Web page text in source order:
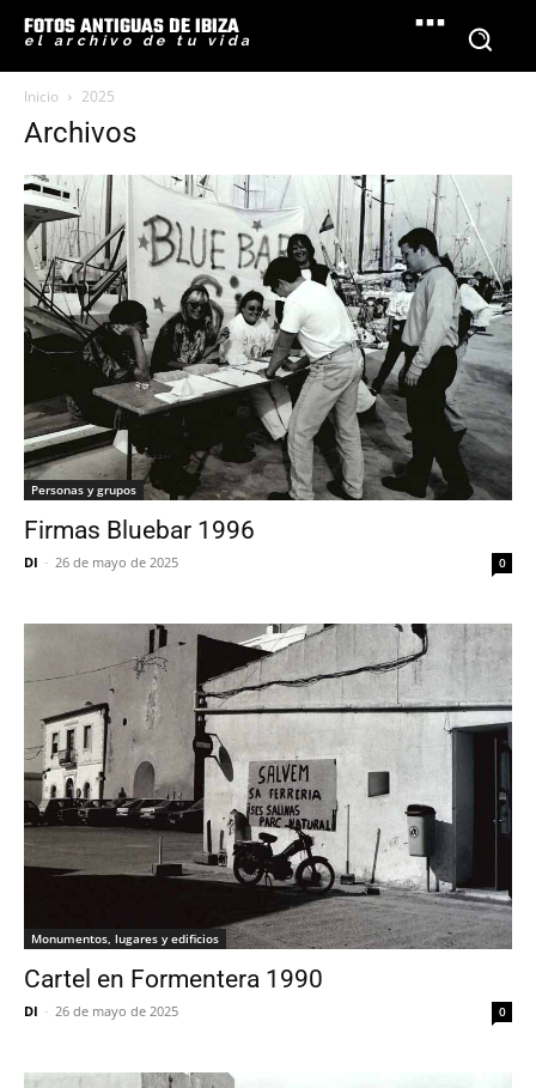
FOTOS ANTIGUAS DE IBIZA
el archivo de tu vida
Inicio 2025
Archivos
Personas y grupos
Firmas Bluebar 1996
DI - 26 de mayo de 2025 0
Monumentos, lugares y edificios
Cartel en Formentera 1990
DI - 26 de mayo de 2025 0